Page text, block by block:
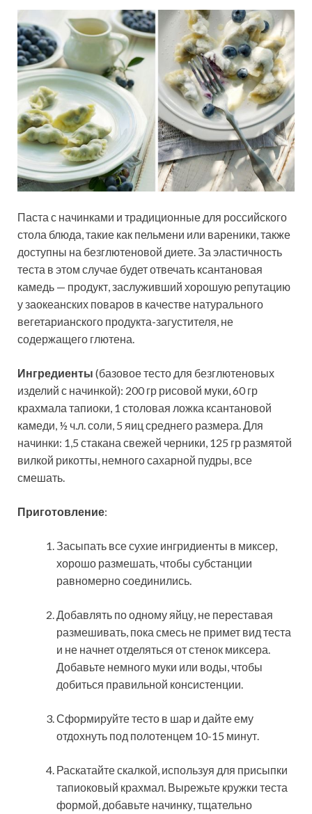
Паста с начинками и традиционные для российского
стола блюда, такие как пельмени или вареники, также
доступны на безглютеновой диете. За эластичность
теста в этом случае будет отвечать ксантановая
камедь — продукт, заслуживший хорошую репутацию
у заокеанских поваров в качестве натурального
вегетарианского продукта-загустителя, не
содержащего глютена.
Ингредиенты (базовое тесто для безглютеновых
изделий с начинкой): 200 гр рисовой муки, 60 гр
крахмала тапиоки, 1 столовая ложка ксантановой
камеди, ½ ч.л. соли, 5 яиц среднего размера. Для
начинки: 1,5 стакана свежей черники, 125 гр размятой
вилкой рикотты, немного сахарной пудры, все
смешать.
Приготовление:
Засыпать все сухие ингридиенты в миксер,
хорошо размешать, чтобы субстанции
равномерно соединились.
Добавлять по одному яйцу, не переставая
размешивать, пока смесь не примет вид теста
и не начнет отделяться от стенок миксера.
Добавьте немного муки или воды, чтобы
добиться правильной консистенции.
Сформируйте тесто в шар и дайте ему
отдохнуть под полотенцем 10-15 минут.
Раскатайте скалкой, используя для присыпки
тапиоковый крахмал. Вырежьте кружки теста
формой, добавьте начинку, тщательно